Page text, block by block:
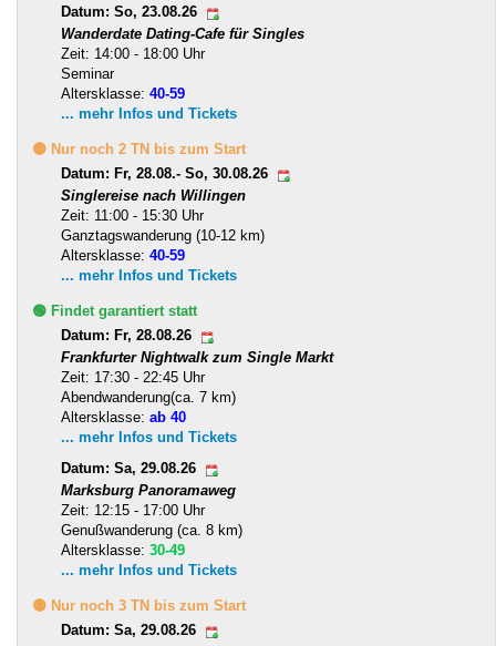
Datum: So, 23.08.26
Wanderdate Dating-Cafe für Singles
Zeit: 14:00 - 18:00 Uhr
Seminar
Altersklasse: 40-59
... mehr Infos und Tickets
🟡 Nur noch 2 TN bis zum Start
Datum: Fr, 28.08.- So, 30.08.26
Singlereise nach Willingen
Zeit: 11:00 - 15:30 Uhr
Ganztagswanderung (10-12 km)
Altersklasse: 40-59
... mehr Infos und Tickets
🟢 Findet garantiert statt
Datum: Fr, 28.08.26
Frankfurter Nightwalk zum Single Markt
Zeit: 17:30 - 22:45 Uhr
Abendwanderung(ca. 7 km)
Altersklasse: ab 40
... mehr Infos und Tickets
Datum: Sa, 29.08.26
Marksburg Panoramaweg
Zeit: 12:15 - 17:00 Uhr
Genußwanderung (ca. 8 km)
Altersklasse: 30-49
... mehr Infos und Tickets
🟡 Nur noch 3 TN bis zum Start
Datum: Sa, 29.08.26